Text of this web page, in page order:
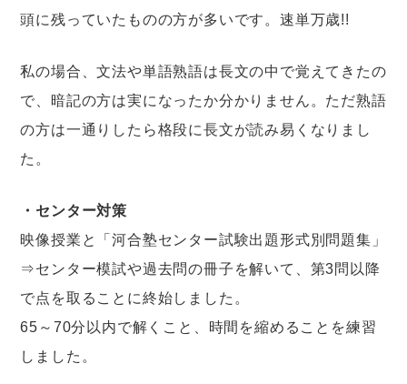
頭に残っていたものの方が多いです。速単万歳!!
私の場合、文法や単語熟語は長文の中で覚えてきたの
で、暗記の方は実になったか分かりません。ただ熟語
の方は一通りしたら格段に長文が読み易くなりまし
た。
・センター対策
映像授業と「河合塾センター試験出題形式別問題集」
⇒センター模試や過去問の冊子を解いて、第3問以降
で点を取ることに終始しました。
65～70分以内で解くこと、時間を縮めることを練習
しました。